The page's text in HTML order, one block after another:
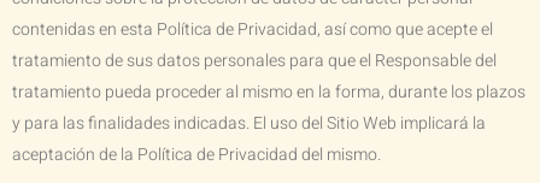
contenidas en esta Política de Privacidad, así como que acepte el
tratamiento de sus datos personales para que el Responsable del
tratamiento pueda proceder al mismo en la forma, durante los plazos
y para las finalidades indicadas. El uso del Sitio Web implicará la
aceptación de la Política de Privacidad del mismo.